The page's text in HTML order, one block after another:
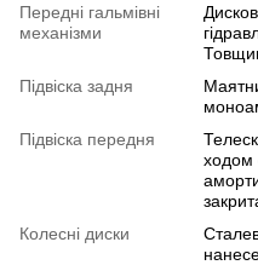
Передні гальмівні
механізми
Підвіска задня
Підвіска передня
ходом
Колесні диски